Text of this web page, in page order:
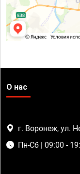
О нас
г. Воронеж, ул.
Пн-Сб | 09:00 -